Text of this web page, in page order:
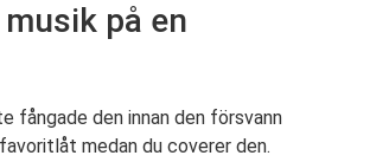
på en
fångade den innan den försvann
medan du coverer den.